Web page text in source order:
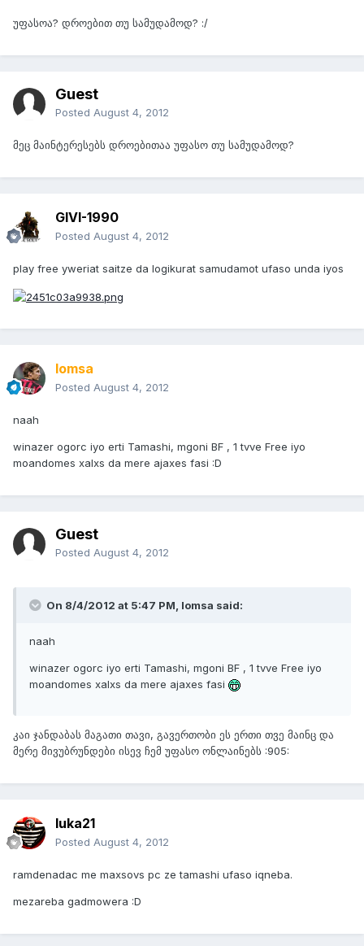
უფასოა? დროებით თუ სამუდამოდ? :/
Guest
Posted August 4, 2012
მეც მაინტერესებს დროებითაა უფასო თუ სამუდამოდ?
GIVI-1990
Posted August 4, 2012
play free yweriat saitze da logikurat samudamot ufaso unda iyos
lomsa
Posted August 4, 2012
naah
winazer ogorc iyo erti Tamashi, mgoni BF , 1 tvve Free iyo
moandomes xalxs da mere ajaxes fasi :D
Guest
Posted August 4, 2012
On 8/4/2012 at 5:47 PM, lomsa said:
naah
winazer ogorc iyo erti Tamashi, mgoni BF , 1 tvve Free iyo
moandomes xalxs da mere ajaxes fasi
კაი ჯანდაბას მაგათი თავი, გავერთობი ეს ერთი თვე მაინც და
მერე მივუბრუნდები ისევ ჩემ უფასო ონლაინებს :905:
luka21
Posted August 4, 2012
ramdenadac me maxsovs pc ze tamashi ufaso iqneba.
mezareba gadmowera :D